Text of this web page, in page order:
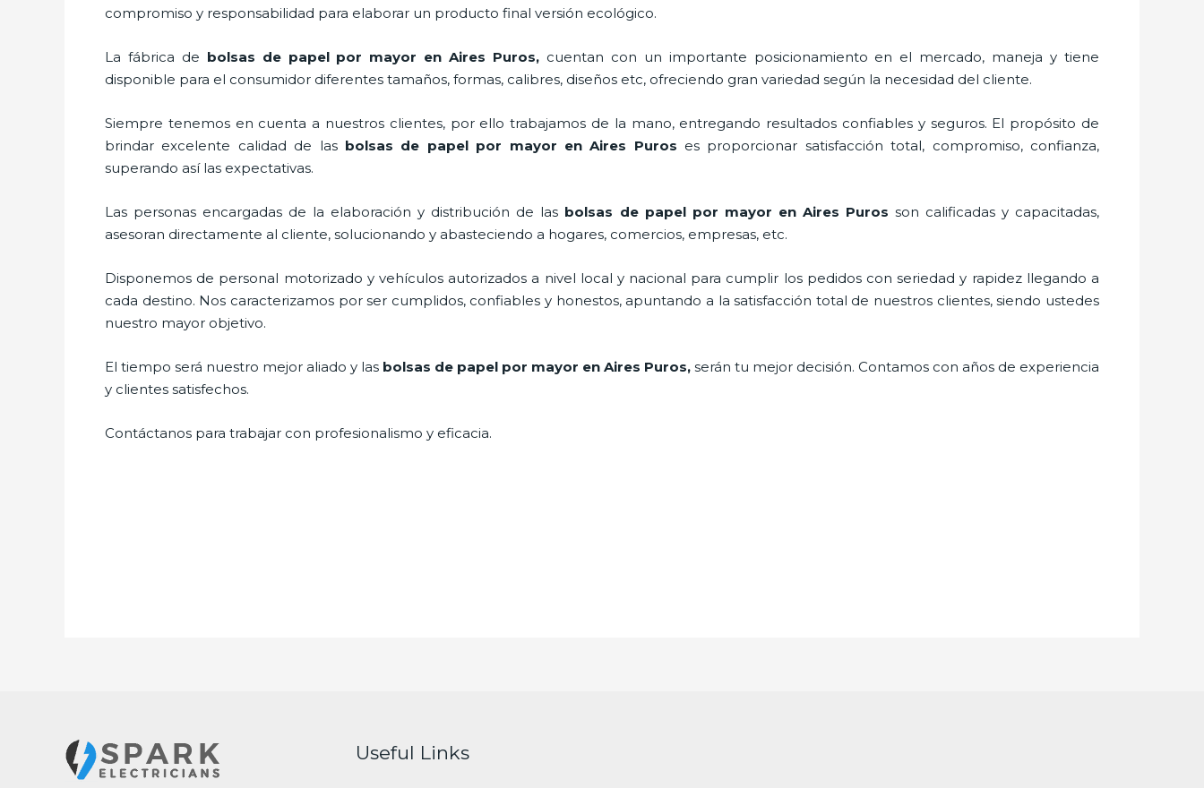
compromiso y responsabilidad para elaborar un producto final versión ecológico.
La fábrica de bolsas de papel por mayor en Aires Puros, cuentan con un importante posicionamiento en el mercado, maneja y tiene
disponible para el consumidor diferentes tamaños, formas, calibres, diseños etc, ofreciendo gran variedad según la necesidad del cliente.
Siempre tenemos en cuenta a nuestros clientes, por ello trabajamos de la mano, entregando resultados confiables y seguros. El propósito de
brindar excelente calidad de las bolsas de papel por mayor en Aires Puros es proporcionar satisfacción total, compromiso, confianza,
superando así las expectativas.
Las personas encargadas de la elaboración y distribución de las bolsas de papel por mayor en Aires Puros son calificadas y capacitadas,
asesoran directamente al cliente, solucionando y abasteciendo a hogares, comercios, empresas, etc.
Disponemos de personal motorizado y vehículos autorizados a nivel local y nacional para cumplir los pedidos con seriedad y rapidez llegando a
cada destino. Nos caracterizamos por ser cumplidos, confiables y honestos, apuntando a la satisfacción total de nuestros clientes, siendo ustedes
nuestro mayor objetivo.
El tiempo será nuestro mejor aliado y las bolsas de papel por mayor en Aires Puros, serán tu mejor decisión. Contamos con años de experiencia
y clientes satisfechos.
Contáctanos para trabajar con profesionalismo y eficacia.
Useful Links